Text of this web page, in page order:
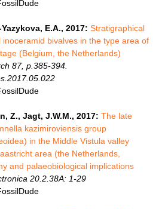
E.A., 2017: Stratigraphical
bivalves in the type area of
(Belgium, the Netherlands)
87, p.385-394.
Z., Jagt, J.W.M., 2017: The late
kazimiroviensis group
in the Middle Vistula valley
area (the Netherlands,
and palaeobiological implications
20.2.38A: 1-29